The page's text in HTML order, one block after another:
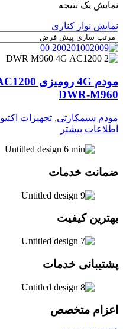
نمایش یک نتیجه
نمایش نوار کناری
DWR-M960
مودم سیمکارتی, تجهیزات
اطلاعات بیشتر
ضمانت خدمات
بهترین کیفیت
پشتیبانی خدمات
اعزام متخصص